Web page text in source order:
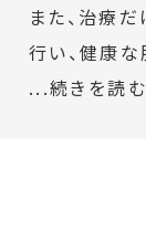
また、治療
行い、健康な
...続きを読